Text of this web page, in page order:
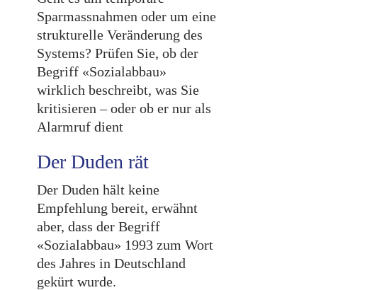
Sparmassnahmen oder um eine
strukturelle Veränderung des
Systems? Prüfen Sie, ob der
Begriff «Sozialabbau»
wirklich beschreibt, was Sie
kritisieren – oder ob er nur als
Alarmruf dient
Der Duden rät
Der Duden hält keine
Empfehlung bereit, erwähnt
aber, dass der Begriff
«Sozialabbau» 1993 zum Wort
des Jahres in Deutschland
gekürt wurde.